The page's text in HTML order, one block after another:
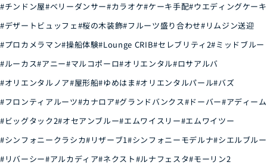
#チンドン屋#ベリーダンサー#カラオケ#ケーキ手配#ウエディングケーキ
#デザートビュッフェ#桜の木装飾#フルーツ盛り合わせ#リムジン送迎
#プロカメラマン#操船体験#Lounge CRIB#セレブリティ2#ミッドブルー
#ルーカス#アニー#マルコポーロ#オリエンタル#ロサアルバ
#オリエンタルノア#屋形船#ゆめはま#オリエンタルパール#バズ
#フロンティアルーツ#カナロア#グランドバンクス#ドーバー#アディーム
#ビッグタック2#オセアンブルー#エムワイスリー#エムワイツー
#シンフォニークラシカ#リザーブ1#シンフォニーモデルナ#シエルブルー
#リバーシー#アルカディア#ネクスト#ルナフェスタ#モーリン2